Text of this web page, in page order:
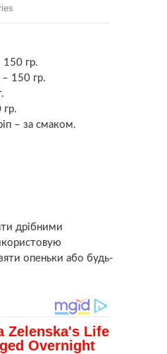
150 гр.
– 150 гр.
гр.
– за смаком.
дрібними
опеньки або будь-